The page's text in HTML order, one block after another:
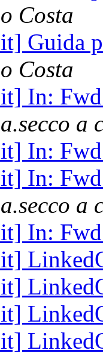
Costa
Guida
Costa
In:
a
In:
In:
a
In: